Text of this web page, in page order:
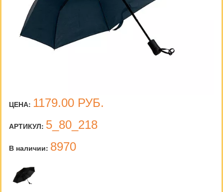
ЦЕНА: 1179.00 РУБ.
АРТИКУЛ: 5_80_218
В наличии: 8970